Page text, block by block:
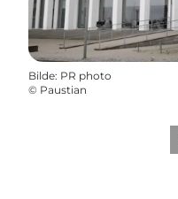
Bilde: PR photo
© Paustian